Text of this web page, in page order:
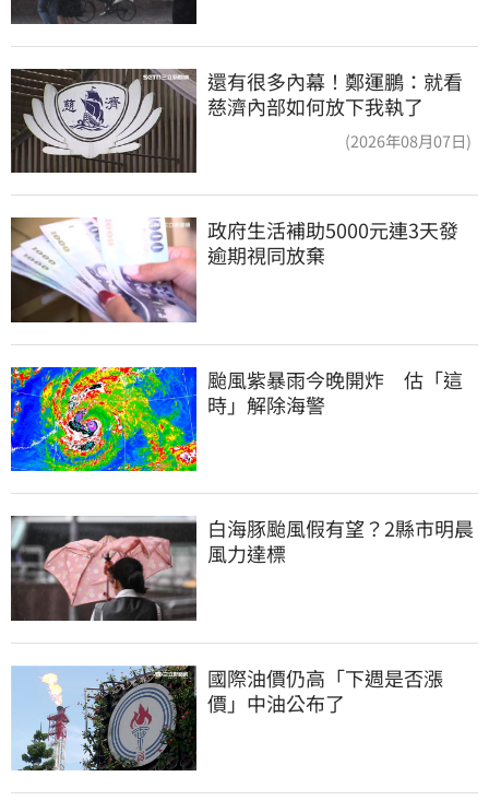
還有很多內幕！鄭運鵬：就看
慈濟內部如何放下我執了
(2026年08月07日)
政府生活補助5000元連3天發
逾期視同放棄
颱風紫暴雨今晚開炸　估「這
時」解除海警
白海豚颱風假有望？2縣市明晨
風力達標
國際油價仍高「下週是否漲
價」中油公布了